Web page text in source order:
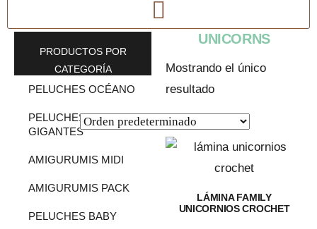
PRODUCTOS POR
CATEGORÍA
PELUCHES OCÉANO
PELUCHES
GIGANTES
AMIGURUMIS MIDI
AMIGURUMIS PACK
PELUCHES BABY
UNICORNS
Mostrando el único
resultado
LÁMINA FAMILY
UNICORNIOS CROCHET